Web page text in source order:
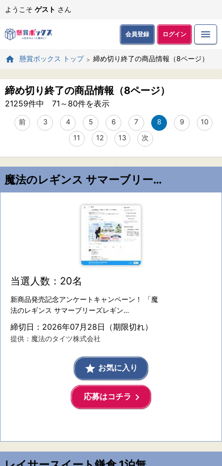
ようこそ ゲスト さん
会員登録 ログイン
懸賞ボックス トップ 締め切り終了の商品情報（8ページ）
締め切り終了の商品情報（8ページ）
21259件中 71～80件を表示
前 3 4 5 6 7 8 9
10
11
12 13 次
魔法のレギンス サマーブリーズレギンス UV
当選人数：20名
新商品発売記念アンケートキャンペーン！ 「魔
法のレギンス サマーブリーズレギン…
締切日：2026年07月28日（期限切れ）
提供：魔法のタイツ株式会社
grade お気に入り
応募はコチラ keyboard_arrow_right